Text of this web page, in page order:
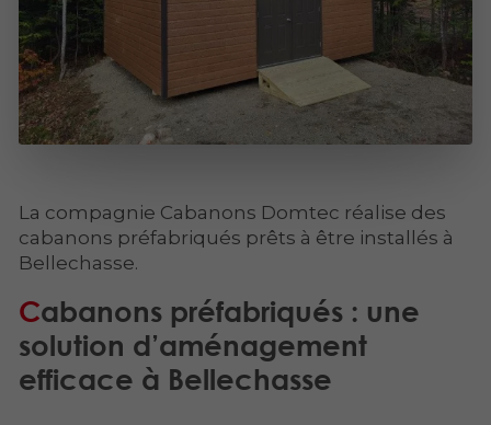
La compagnie Cabanons Domtec réalise des
cabanons préfabriqués prêts à être installés à
Bellechasse.
Cabanons préfabriqués : une
solution d’aménagement
efficace à Bellechasse